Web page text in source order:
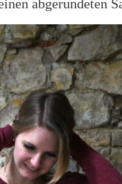
abgerundeten